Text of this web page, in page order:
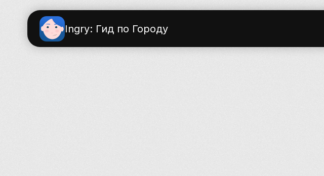
Ingry: Гид по Городу